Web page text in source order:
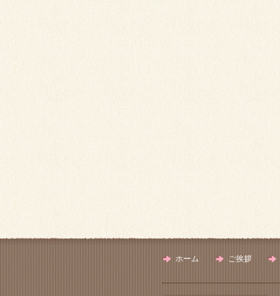
ホーム ご挨拶